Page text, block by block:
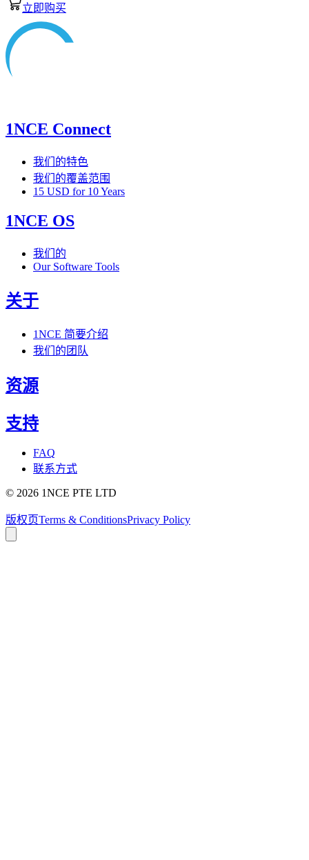
立即购买
1NCE Connect
我们的特色
我们的覆盖范围
15 USD for 10 Years
1NCE OS
我们的
Our Software Tools
关于
1NCE 简要介绍
我们的团队
资源
支持
FAQ
联系方式
© 2026 1NCE PTE LTD
版权页Terms & ConditionsPrivacy Policy